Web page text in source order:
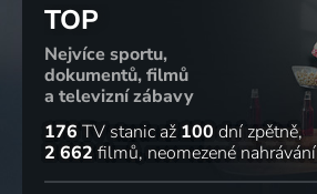
TOP
Nejvíce sportu,
dokumentů, filmů
a televizní zábavy
176 TV stanic až 100 dní zpětně
2 662 filmů neomezené nahrávání